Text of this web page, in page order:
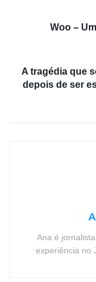
Woo –
A tragédia que
depois de ser
Ana é
experiência no